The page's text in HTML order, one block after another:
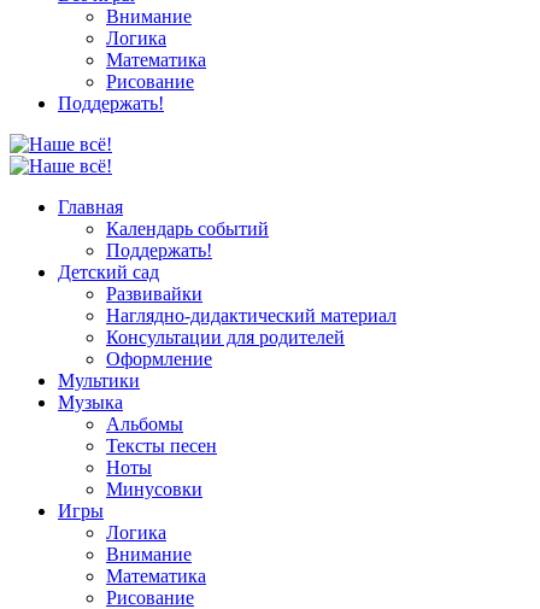
Внимание
Логика
Математика
Рисование
Поддержать!
Главная
Календарь событий
Поддержать!
Детский сад
Развивайки
Наглядно-дидактический материал
Консультации для родителей
Оформление
Мультики
Музыка
Альбомы
Тексты песен
Ноты
Минусовки
Игры
Логика
Внимание
Математика
Рисование